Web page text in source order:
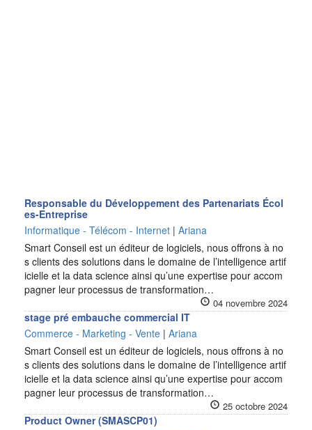
Responsable du Développement des Partenariats Écol
es-Entreprise
Informatique - Télécom - Internet | Ariana
Smart Conseil est un éditeur de logiciels, nous offrons à no
s clients des solutions dans le domaine de l’intelligence artif
icielle et la data science ainsi qu’une expertise pour accom
pagner leur processus de transformation…
04 novembre 2024
stage pré embauche commercial IT
Commerce - Marketing - Vente | Ariana
Smart Conseil est un éditeur de logiciels, nous offrons à no
s clients des solutions dans le domaine de l’intelligence artif
icielle et la data science ainsi qu’une expertise pour accom
pagner leur processus de transformation…
25 octobre 2024
Product Owner (SMASCP01)